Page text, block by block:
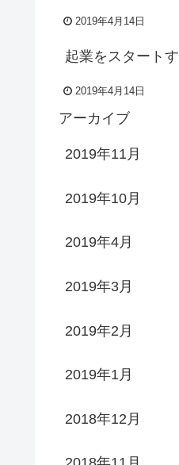
2019年4月14日
起業をスタート
2019年4月14日
アーカイブ
2019年11月
2019年10月
2019年4月
2019年3月
2019年2月
2019年1月
2018年12月